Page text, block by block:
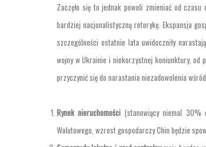
Zaczęło się to jednak powoli zmieniać od
bardziej nacjonalistyczną retorykę. Ekspansja
szczególności ostatnie lata uwidoczniły
wojny w Ukrainie i niekorzystnej koniunktury, od
przyczynić się do narastania niezadowolenia
Rynek nieruchomości (stanowiący niemal 30%
Walutowego, wzrost gospodarczy Chin będzie